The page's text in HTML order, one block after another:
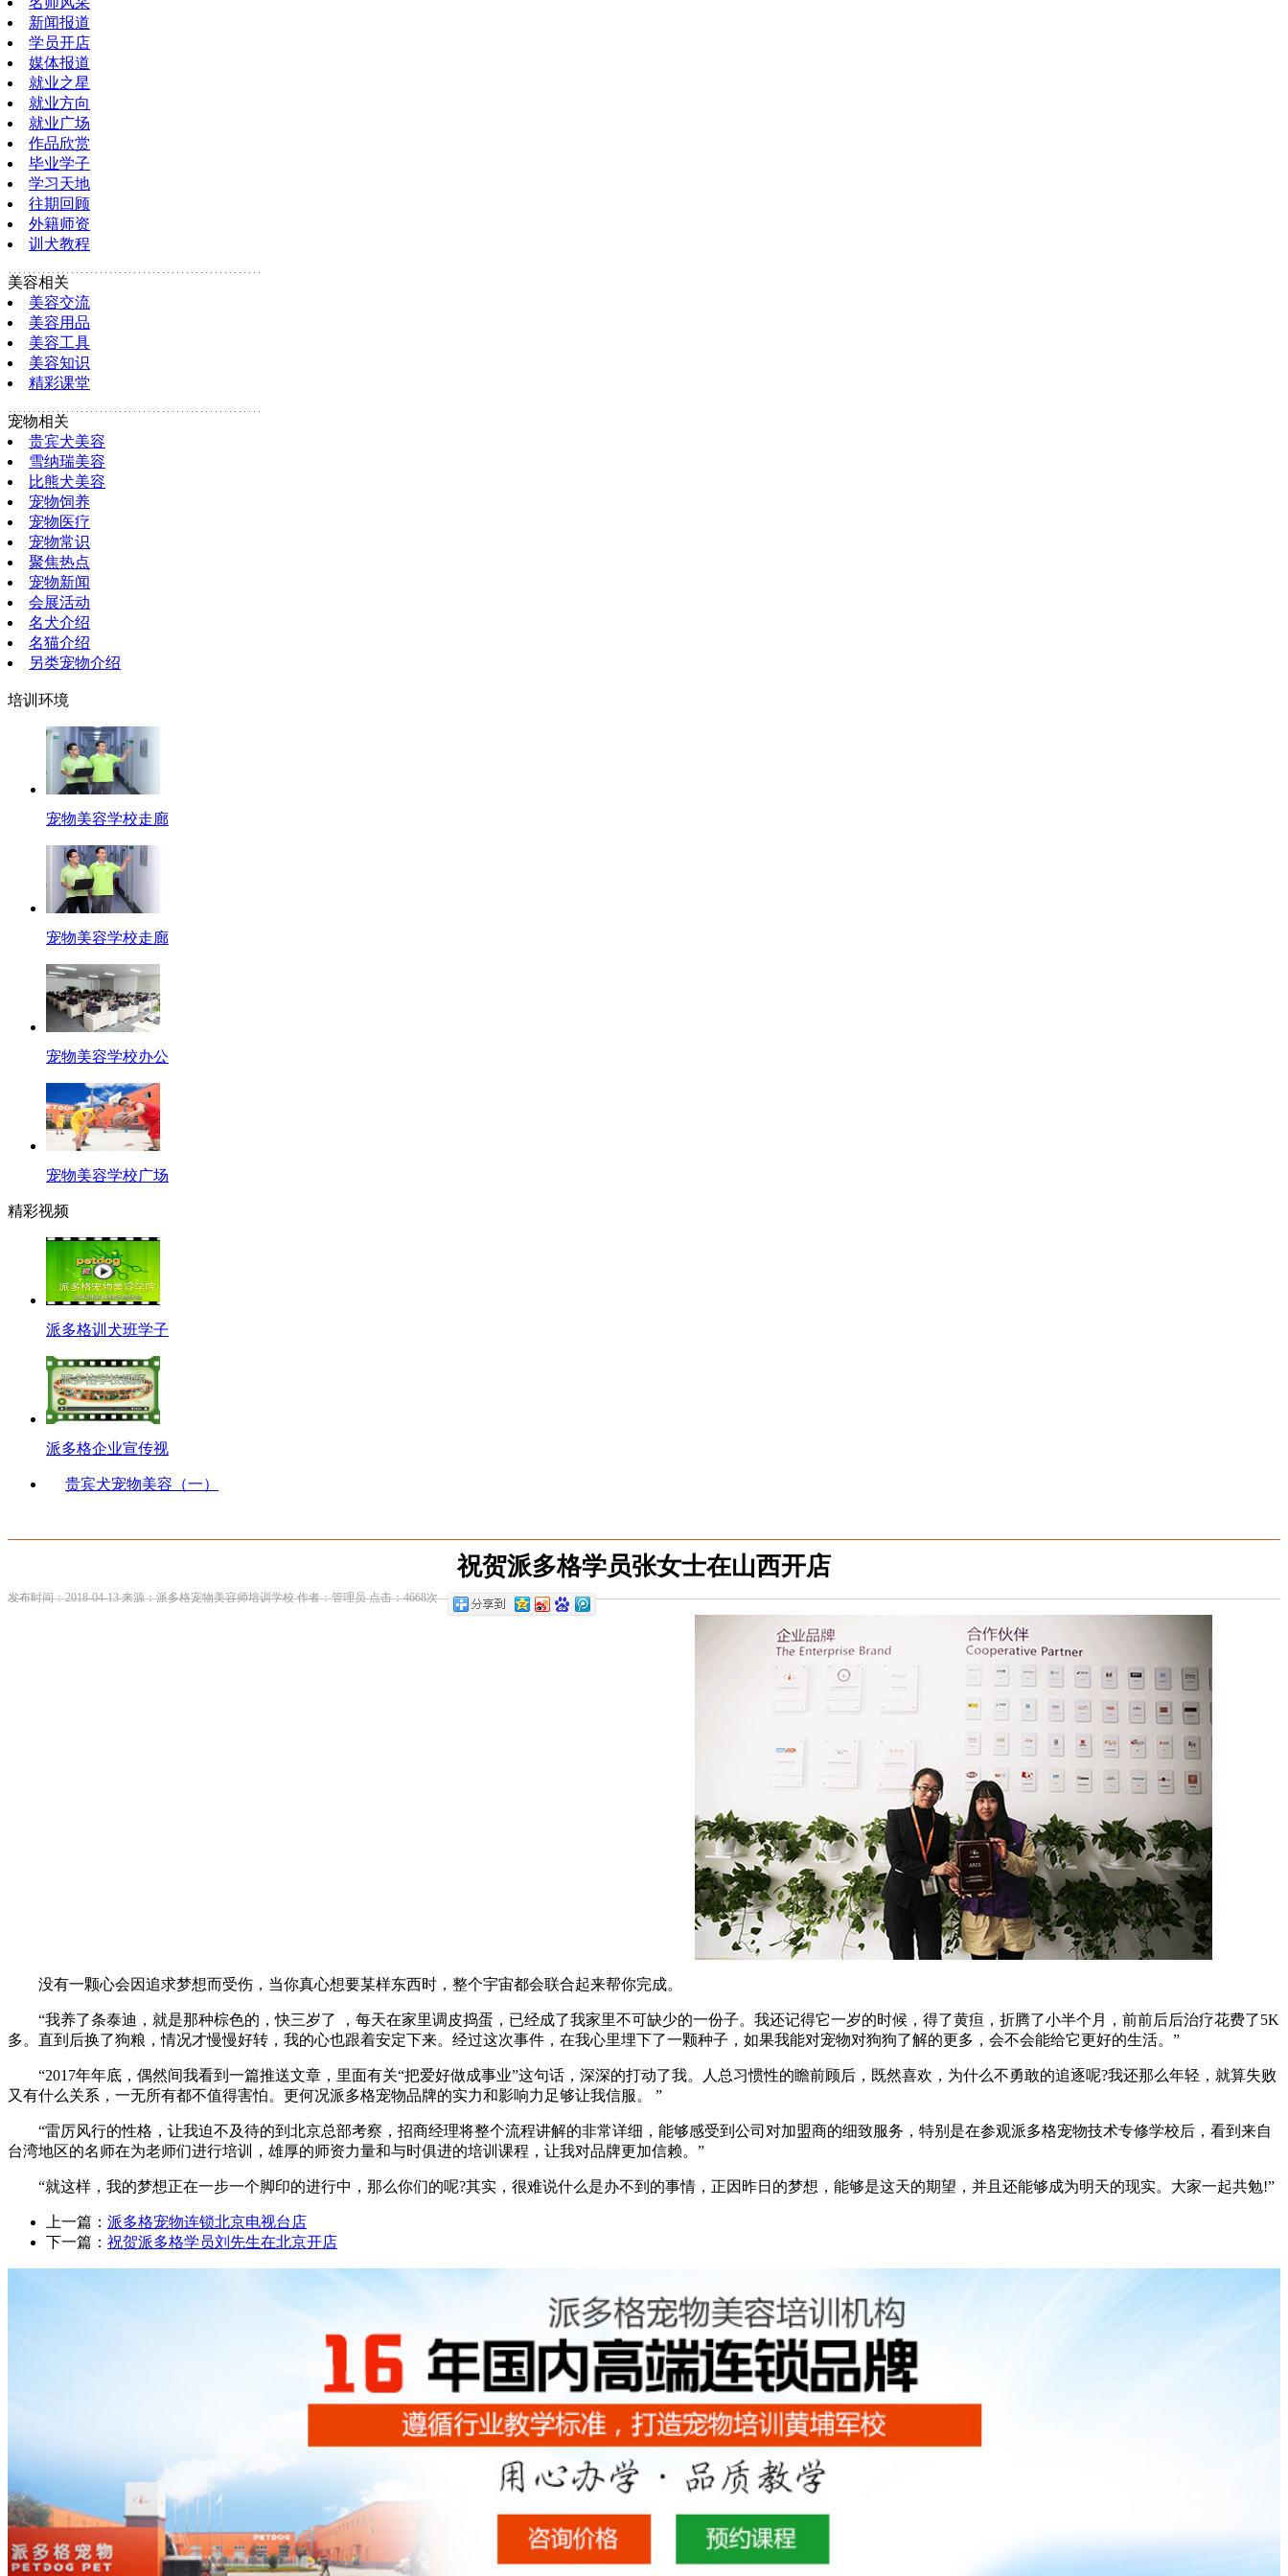
新闻报道
学员开店
媒体报道
就业之星
就业方向
就业广场
作品欣赏
毕业学子
学习天地
往期回顾
外籍师资
训犬教程
美容相关
美容交流
美容用品
美容工具
美容知识
精彩课堂
宠物相关
贵宾犬美容
雪纳瑞美容
比熊犬美容
宠物饲养
宠物医疗
宠物常识
聚焦热点
宠物新闻
会展活动
名犬介绍
名猫介绍
另类宠物介绍
培训环境
宠物美容学校走廊
宠物美容学校走廊
宠物美容学校办公
宠物美容学校广场
精彩视频
派多格训犬班学子
派多格企业宣传视
贵宾犬宠物美容（一）
祝贺派多格学员张女士在山西开店
发布时间：2018-04-13 来源：派多格宠物美容师培训学校 作者：管理员 点击：4668次
没有一颗心会因追求梦想而受伤，当你真心想要某样东西时，整个宇宙都会联合起来帮你完成。
“我养了条泰迪，就是那种棕色的，快三岁了 ，每天在家里调皮捣蛋，已经成了我家里不可缺少的一份子。我还记得它一岁的时候，得了黄疸，折腾了小半个月，前前后后治疗花费了5K
多。直到后换了狗粮，情况才慢慢好转，我的心也跟着安定下来。经过这次事件，在我心里埋下了一颗种子，如果我能对宠物对狗狗了解的更多，会不会能给它更好的生活。”
“2017年年底，偶然间我看到一篇推送文章，里面有关“把爱好做成事业”这句话，深深的打动了我。人总习惯性的瞻前顾后，既然喜欢，为什么不勇敢的追逐呢?我还那么年轻，就算失败
又有什么关系，一无所有都不值得害怕。更何况派多格宠物品牌的实力和影响力足够让我信服。 ”
“雷厉风行的性格，让我迫不及待的到北京总部考察，招商经理将整个流程讲解的非常详细，能够感受到公司对加盟商的细致服务，特别是在参观派多格宠物技术专修学校后，看到来自
台湾地区的名师在为老师们进行培训，雄厚的师资力量和与时俱进的培训课程，让我对品牌更加信赖。”
“就这样，我的梦想正在一步一个脚印的进行中，那么你们的呢?其实，很难说什么是办不到的事情，正因昨日的梦想，能够是这天的期望，并且还能够成为明天的现实。大家一起共勉!”
上一篇： 派多格宠物连锁北京电视台店
下一篇： 祝贺派多格学员刘先生在北京开店